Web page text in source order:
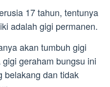
17 tahun, tentunya
adalah gigi permanen.
akan tumbuh gigi
geraham bungsu ini
belakang dan tidak